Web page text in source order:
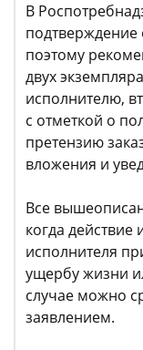
В
поэтому
двух
исполнителю,
с отметкой о
претензию
вложения и
Все
когда действие
исполнителя
ущербу жизни
случае можно
заявлением.